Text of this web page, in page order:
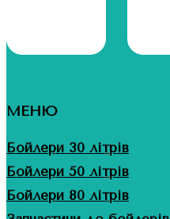
МЕНЮ
Бойлери 30 літрів
Бойлери 50 літрів
Бойлери 80 літрів